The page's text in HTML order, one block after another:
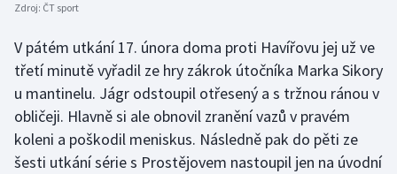
Short track
Sportovní střelba
Stolní tenis
Zdroj: ČT sport
V pátém utkání 17. února doma proti Havířovu jej už ve
třetí minutě vyřadil ze hry zákrok útočníka Marka Sikory
u mantinelu. Jágr odstoupil otřesený a s tržnou ránou v
obličeji. Hlavně si ale obnovil zranění vazů v pravém
koleni a poškodil meniskus. Následně pak do pěti ze
šesti utkání série s Prostějovem nastoupil jen na úvodní